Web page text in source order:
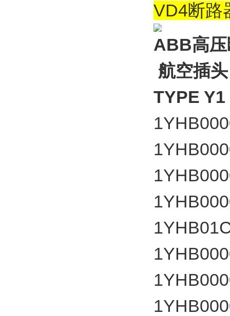
VD4断
ABB高
航空插
TYPE